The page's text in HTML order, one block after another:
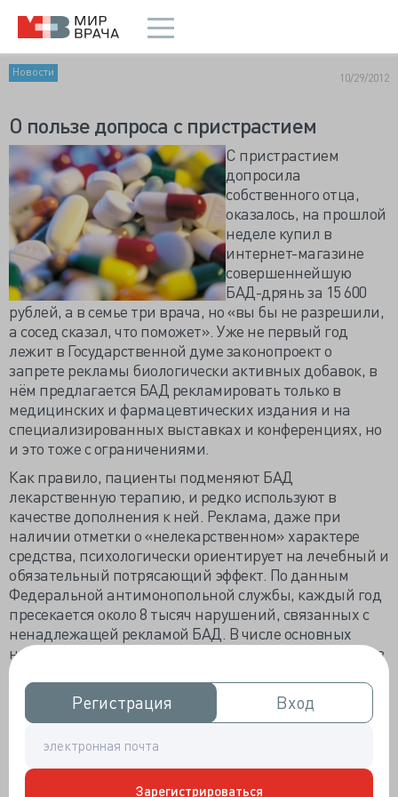
Регистрация
Регистрация Вход
Вход
Зарегистрироваться
Новости 10/29/2012
О пользе допроса с пристрастием
С пристрастием
допросила
собственного отца,
оказалось, на прошлой
неделе купил в
интернет-магазине
совершеннейшую
БАД-дрянь за 15 600
рублей, а в семье три врача, но «вы бы не разрешили,
а сосед сказал, что поможет». Уже не первый год
лежит в Государственной думе законопроект о
запрете рекламы биологически активных добавок, в
нём предлагается БАД рекламировать только в
медицинских и фармацевтических издания и на
специализированных выставках и конференциях, но
и это тоже с ограничениями.
Как правило, пациенты подменяют БАД
лекарственную терапию, и редко используют в
качестве дополнения к ней. Реклама, даже при
наличии отметки о «нелекарственном» характере
средства, психологически ориентирует на лечебный и
обязательный потрясающий эффект. По данным
Федеральной антимонопольной службы, каждый год
пресекается около 8 тысяч нарушений, связанных с
ненадлежащей рекламой БАД. В числе основных
нарушителей крупнейшие производители, многие из
которых - основные ТВ-рекламодатели.
ФАС неоднократно признавала рекламу БАД
компании Эвалар нарушающей закон «О рекламе» и
позиционирующей их как лекарство, к примеру, на
этом были пойманы «А/Д Минус» и «Инулин Форте
Эвалар», «Транзит», «Гинкго Билоба», «Эндокринол».